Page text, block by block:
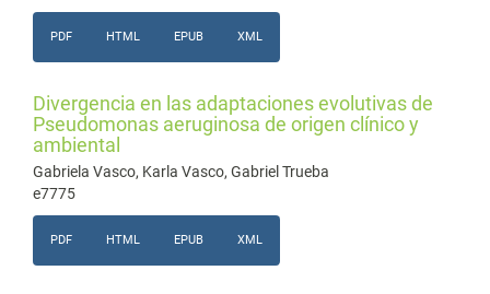
PDF HTML EPUB XML
Divergencia en las adaptaciones evolutivas de
Pseudomonas aeruginosa de origen clínico y
ambiental
Gabriela Vasco, Karla Vasco, Gabriel Trueba
e7775
PDF HTML EPUB XML